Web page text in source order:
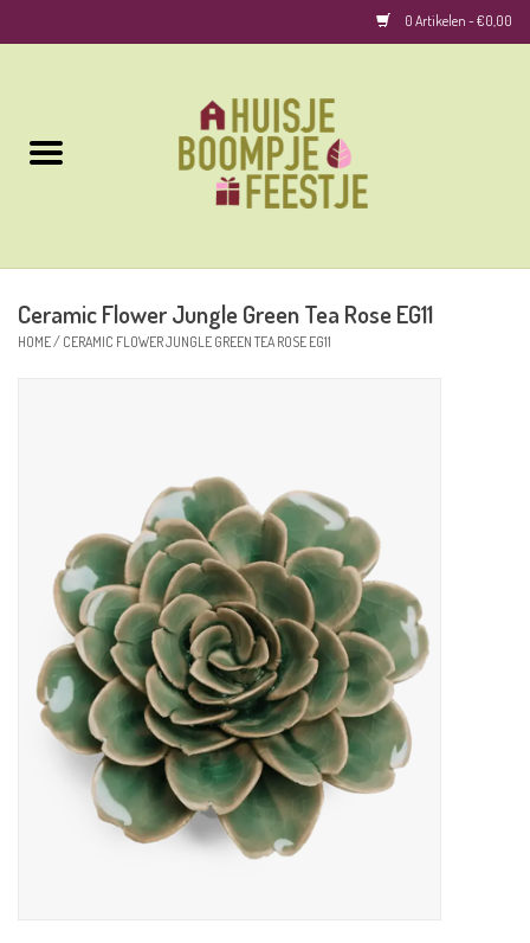
0 Artikelen - €0,00
Woonaccessoires
Ceramic Flower Jungle Green Tea Rose EG11
HOME/ CERAMIC FLOWER JUNGLE GREEN TEA ROSE EG11